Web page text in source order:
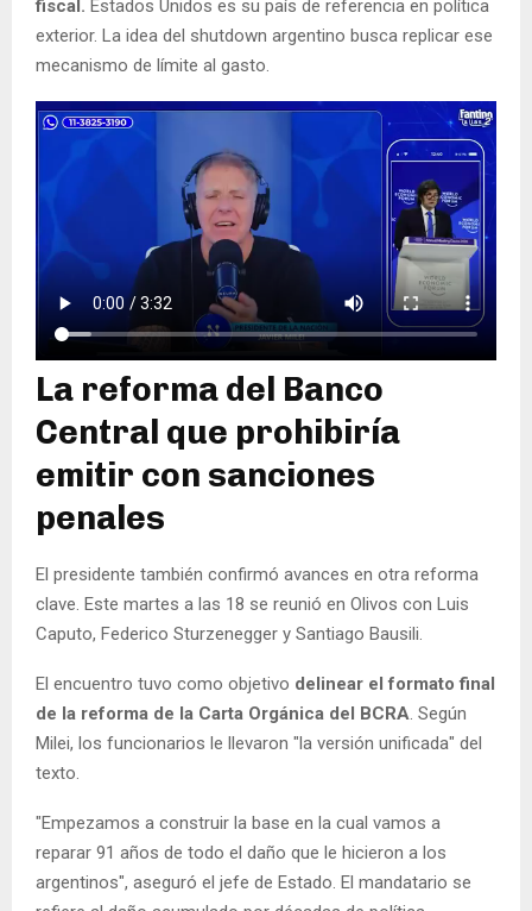
fiscal. Estados Unidos es su país de referencia en política
exterior. La idea del shutdown argentino busca replicar ese
mecanismo de límite al gasto.
La reforma del Banco
Central que prohibiría
emitir con sanciones
penales
El presidente también confirmó avances en otra reforma
clave. Este martes a las 18 se reunió en Olivos con Luis
Caputo, Federico Sturzenegger y Santiago Bausili.
El encuentro tuvo como objetivo delinear el formato final
de la reforma de la Carta Orgánica del BCRA. Según
Milei, los funcionarios le llevaron "la versión unificada" del
texto.
"Empezamos a construir la base en la cual vamos a
reparar 91 años de todo el daño que le hicieron a los
argentinos", aseguró el jefe de Estado. El mandatario se